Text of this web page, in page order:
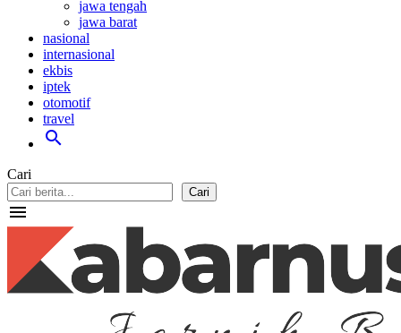
jawa tengah
jawa barat
nasional
internasional
ekbis
iptek
otomotif
travel
search
Cari
Cari
menu